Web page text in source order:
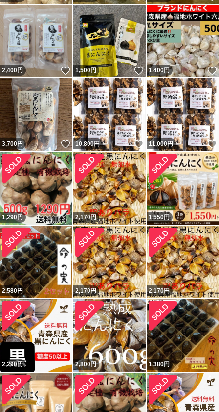
2,400円 いいね！
1,500円 いいね！
1,400円
3,700円 いいね！
10,800円 いいね！
11,000円
1,290円 2,170円 1,550円
2,580円 2,170円 2,170円
2,290円 2,800円 1,380円